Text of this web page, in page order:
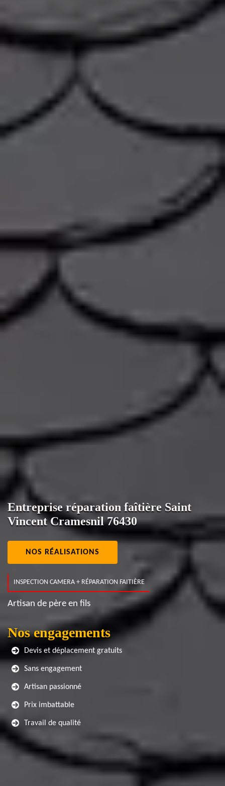
Entreprise réparation faîtière Saint
Vincent Cramesnil 76430
NOS RÉALISATIONS
INSPECTION CAMERA + RÉPARATION FAITIÈRE
Artisan de père en fils
Nos engagements
Devis et déplacement gratuits
Sans engagement
Artisan passionné
Prix imbattable
Travail de qualité